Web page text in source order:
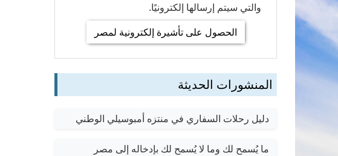
والتي سيتم إرسالها إلكترونيًا.
الحصول على تأشيرة إلكترونية لمصر
المنشورات الحديثة
دليل رحلات السفاري في منتزه أمبوسيلي الوطني
ما يُسمح لك وما لا يُسمح لك بإدخاله إلى مصر